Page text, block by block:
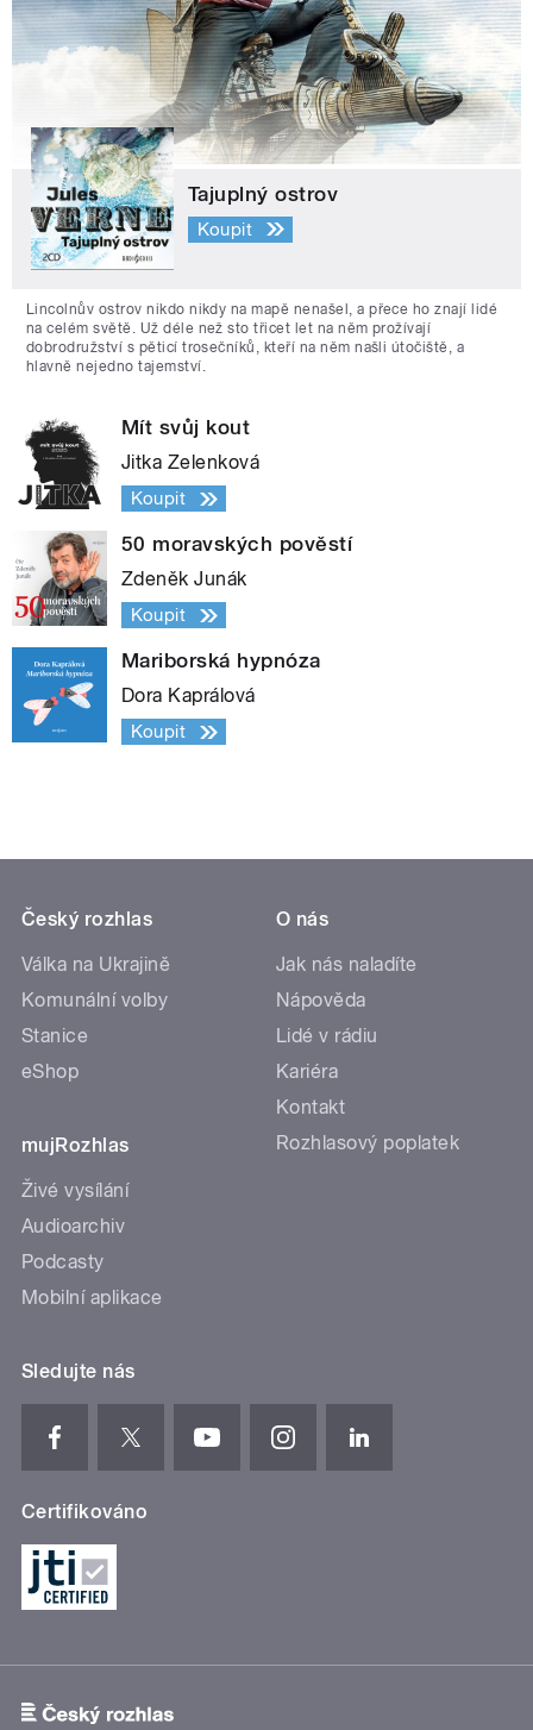
Tajuplný ostrov
Koupit
Lincolnův ostrov nikdo nikdy na mapě nenašel, a přece ho znají lidé
na celém světě. Už déle než sto třicet let na něm prožívají
dobrodružství s pěticí trosečníků, kteří na něm našli útočiště, a
hlavně nejedno tajemství.
Mít svůj kout
Jitka Zelenková
Koupit
50 moravských pověstí
Zdeněk Junák
Koupit
Mariborská hypnóza
Dora Kaprálová
Koupit
Český rozhlas
Válka na Ukrajině
Komunální volby
Stanice
eShop
mujRozhlas
Živé vysílání
Audioarchiv
Podcasty
Mobilní aplikace
O nás
Jak nás naladíte
Nápověda
Lidé v rádiu
Kariéra
Kontakt
Rozhlasový poplatek
Sledujte nás
Certifikováno